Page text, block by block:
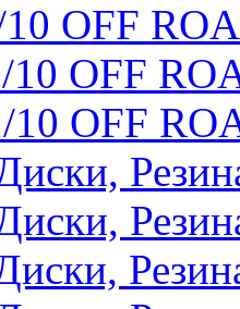
OFF
10 OFF
10 OFF